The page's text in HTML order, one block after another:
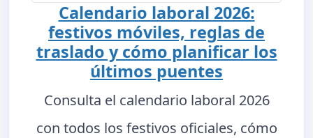
Calendario laboral 2026:
festivos móviles, reglas de
traslado y cómo planificar los
últimos puentes
Consulta el calendario laboral 2026
con todos los festivos oficiales, cómo